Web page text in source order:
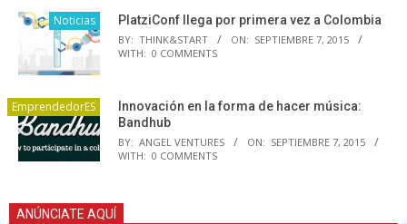
Noticias PlatziConf llega por primera vez a Colombia
BY: THINK&START ON: SEPTIEMBRE 7, 2015
WITH: 0 COMMENTS
EmprendedorES
Innovación en la forma de hacer música:
Bandhub
BY: ANGEL VENTURES ON: SEPTIEMBRE 7, 2015
WITH: 0 COMMENTS
ANÚNCIATE AQUÍ